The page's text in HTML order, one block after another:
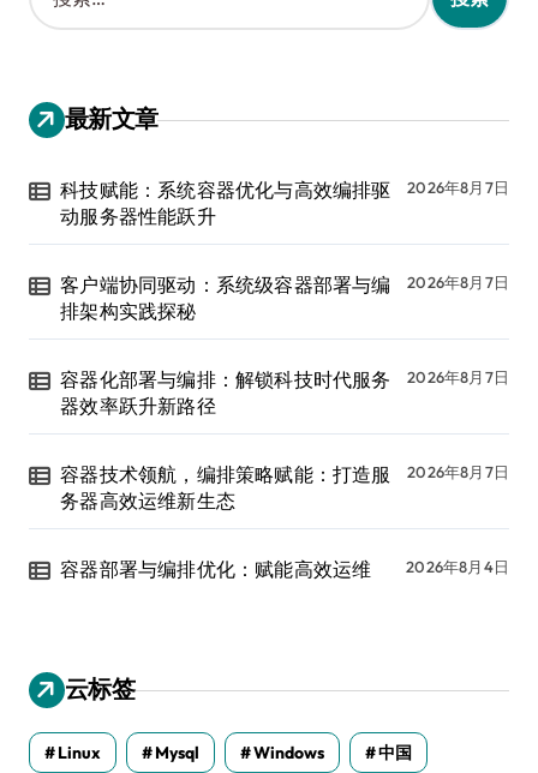
：
最新文章
科技赋能：系统容器优化与高效编排驱
动服务器性能跃升
2026年8月7日
客户端协同驱动：系统级容器部署与编
排架构实践探秘
2026年8月7日
容器化部署与编排：解锁科技时代服务
器效率跃升新路径
2026年8月7日
容器技术领航，编排策略赋能：打造服
务器高效运维新生态
2026年8月7日
容器部署与编排优化：赋能高效运维 2026年8月4日
云标签
Linux Mysql Windows 中国